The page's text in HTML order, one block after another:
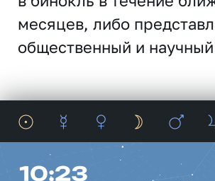
месяцев, либо
общественный и